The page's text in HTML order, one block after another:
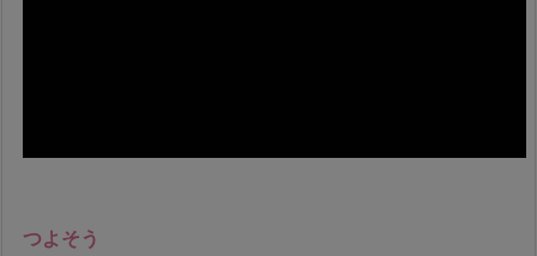
つよそう